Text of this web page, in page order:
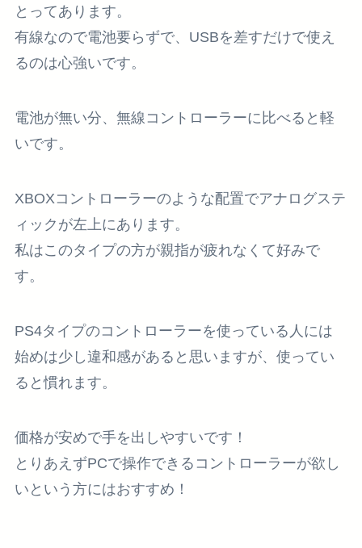
とってあります。
有線なので電池要らずで、USBを差すだけで使え
るのは心強いです。
電池が無い分、無線コントローラーに比べると軽
いです。
XBOXコントローラーのような配置でアナログステ
ィックが左上にあります。
私はこのタイプの方が親指が疲れなくて好みで
す。
PS4タイプのコントローラーを使っている人には
始めは少し違和感があると思いますが、使ってい
ると慣れます。
価格が安めで手を出しやすいです！
とりあえずPCで操作できるコントローラーが欲し
いという方にはおすすめ！